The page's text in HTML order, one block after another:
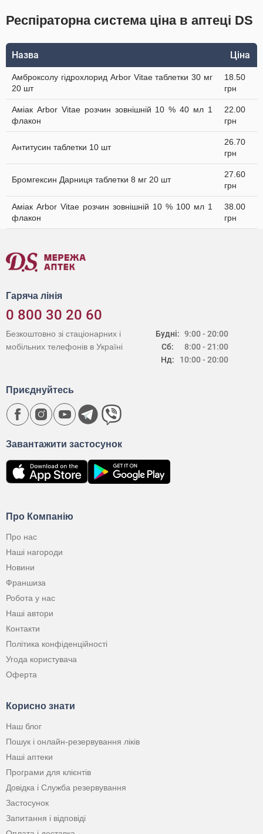
Респіраторна система ціна в аптеці DS
Назва Ціна
Амброксолу гідрохлорид Arbor Vitae таблетки 30 мг
20 шт
18.50
грн
Аміак Arbor Vitae розчин зовнішній 10 % 40 мл 1
флакон
22.00
грн
Антитусин таблетки 10 шт
26.70
грн
Бромгексин Дарниця таблетки 8 мг 20 шт
27.60
грн
Аміак Arbor Vitae розчин зовнішній 10 % 100 мл 1
флакон
38.00
грн
Гаряча лінія
0 800 30 20 60
Будні:
Сб:
Нд:
9:00 - 20:00
8:00 - 21:00
10:00 - 20:00
Безкоштовно зі стаціонарних і
мобільних телефонів в Україні
Про Компанію
Про нас
Наші нагороди
Новини
Франшиза
Робота у нас
Наші автори
Контакти
Політика конфіденційності
Угода користувача
Оферта
Корисно знати
Наш блог
Пошук і онлайн-резервування ліків
Наші аптеки
Програми для клієнтів
Довідка і Служба резервування
Застосунок
Запитання і відповіді
Завантажити застосунок
Приєднуйтесь